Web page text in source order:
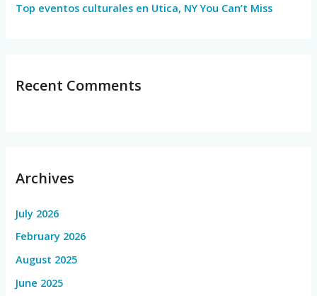
Top eventos culturales en Utica, NY You Can’t Miss
Recent Comments
Archives
July 2026
February 2026
August 2025
June 2025